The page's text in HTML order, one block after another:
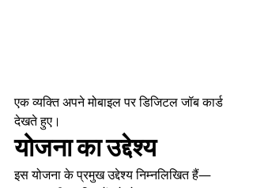
एक व्यक्ति अपने मोबाइल पर डिजिटल जॉब कार्ड
देखते हुए।
योजना का उद्देश्य
इस योजना के प्रमुख उद्देश्य निम्नलिखित हैं—